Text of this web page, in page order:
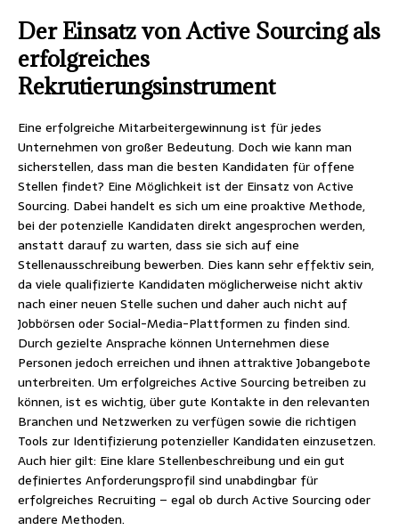
Der Einsatz von Active Sourcing als
erfolgreiches
Rekrutierungsinstrument
Eine erfolgreiche Mitarbeitergewinnung ist für jedes
Unternehmen von großer Bedeutung. Doch wie kann man
sicherstellen, dass man die besten Kandidaten für offene
Stellen findet? Eine Möglichkeit ist der Einsatz von Active
Sourcing. Dabei handelt es sich um eine proaktive Methode,
bei der potenzielle Kandidaten direkt angesprochen werden,
anstatt darauf zu warten, dass sie sich auf eine
Stellenausschreibung bewerben. Dies kann sehr effektiv sein,
da viele qualifizierte Kandidaten möglicherweise nicht aktiv
nach einer neuen Stelle suchen und daher auch nicht auf
Jobbörsen oder Social-Media-Plattformen zu finden sind.
Durch gezielte Ansprache können Unternehmen diese
Personen jedoch erreichen und ihnen attraktive Jobangebote
unterbreiten. Um erfolgreiches Active Sourcing betreiben zu
können, ist es wichtig, über gute Kontakte in den relevanten
Branchen und Netzwerken zu verfügen sowie die richtigen
Tools zur Identifizierung potenzieller Kandidaten einzusetzen.
Auch hier gilt: Eine klare Stellenbeschreibung und ein gut
definiertes Anforderungsprofil sind unabdingbar für
erfolgreiches Recruiting – egal ob durch Active Sourcing oder
andere Methoden.